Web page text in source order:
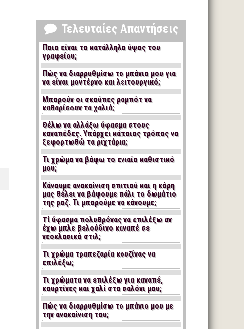
Τελευταίες Απαντήσεις
Ποιο είναι το κατάλληλο ύψος του
γραφείου;
Πώς να διαρρυθμίσω το μπάνιο μου για
να είναι μοντέρνο και λειτουργικό;
Μπορούν οι σκούπες ρομπότ να
καθαρίσουν τα χαλιά;
Θέλω να αλλάξω ύφασμα στους
καναπέδες. Υπάρχει κάποιος τρόπος να
ξεφορτωθώ τα ριχτάρια;
Τι χρώμα να βάψω το ενιαίο καθιστικό
μου;
Κάνουμε ανακαίνιση σπιτιού και η κόρη
μας θέλει να βάψουμε πάλι το δωμάτιο
της ροζ. Τι μπορούμε να κάνουμε;
Τί ύφασμα πολυθρόνας να επιλέξω αν
έχω μπλε βελούδινο καναπέ σε
νεοκλασικό στιλ;
Τι χρώμα τραπεζαρία κουζίνας να
επιλέξω;
Τι χρώματα να επιλέξω για καναπέ,
κουρτίνες και χαλί στο σαλόνι μου;
Πώς να διαρρυθμίσω το μπάνιο μου με
την ανακαίνιση του;